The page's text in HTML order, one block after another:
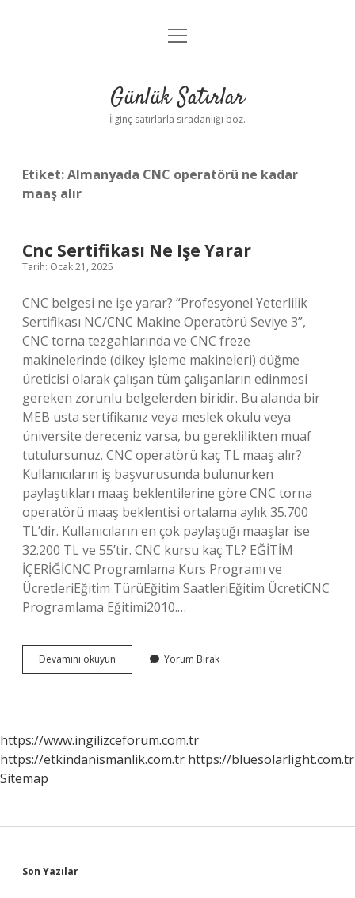
Anasayfa
Yasal Uyarı
menüyü
Günlük Satırlar
İlginç satırlarla sıradanlığı boz.
Etiket:Almanyada CNC operatörü ne kadar
maaş alır
Cnc Sertifikası Ne Işe Yarar
Tarih: Ocak 21, 2025
CNC belgesi ne işe yarar? “Profesyonel Yeterlilik
Sertifikası NC/CNC Makine Operatörü Seviye 3”,
CNC torna tezgahlarında ve CNC freze
makinelerinde (dikey işleme makineleri) düğme
üreticisi olarak çalışan tüm çalışanların edinmesi
gereken zorunlu belgelerden biridir. Bu alanda bir
MEB usta sertifikanız veya meslek okulu veya
üniversite dereceniz varsa, bu gereklilikten muaf
tutulursunuz. CNC operatörü kaç TL maaş alır?
Kullanıcıların iş başvurusunda bulunurken
paylaştıkları maaş beklentilerine göre CNC torna
operatörü maaş beklentisi ortalama aylık 35.700
TL’dir. Kullanıcıların en çok paylaştığı maaşlar ise
32.200 TL ve 55’tir. CNC kursu kaç TL? EĞİTİM
İÇERİĞİCNC Programlama Kurs Programı ve
ÜcretleriEğitim TürüEğitim SaatleriEğitim ÜcretiCNC
Programlama Eğitimi2010.…
Devamını okuyun
Sertifikası
Yorum Bırak
https://www.ingilizceforum.com.tr
https://etkindanismanlik.com.tr https://bluesolarlight.com.tr
Sitemap
Sidebar
Son Yazılar